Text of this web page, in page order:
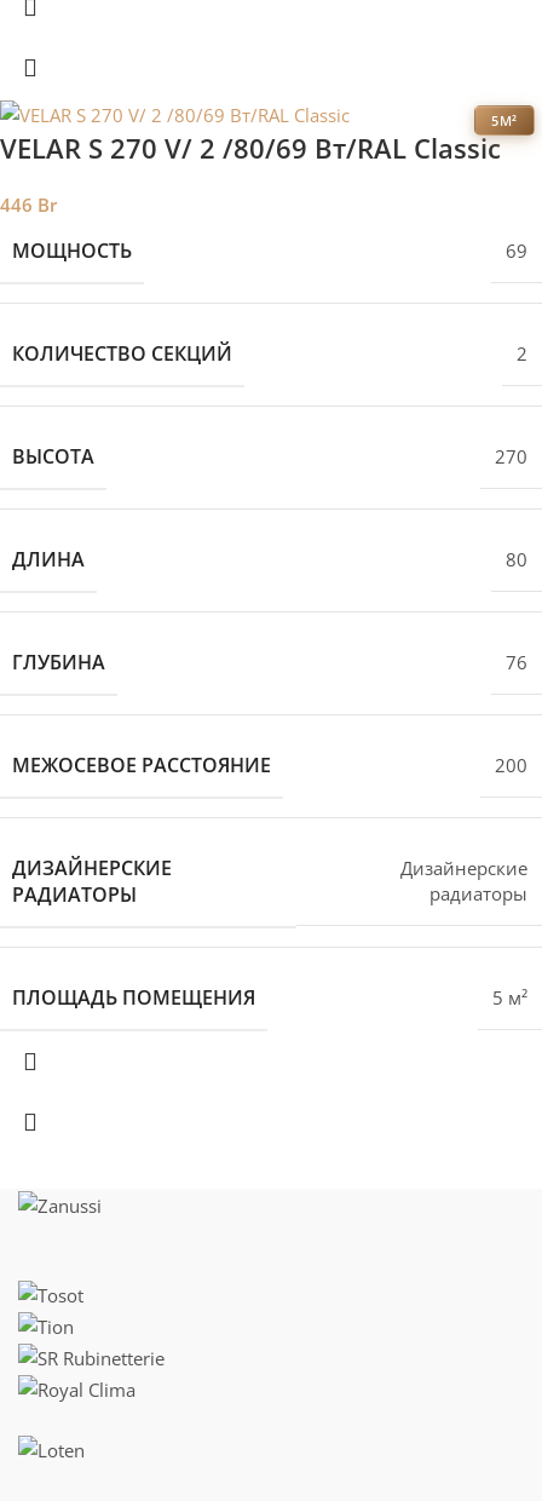
5М²
VELAR S 270 V/ 2 /80/69 Вт/RAL Classic
446 Br
МОЩНОСТЬ 69
КОЛИЧЕСТВО СЕКЦИЙ 2
ВЫСОТА 270
ДЛИНА 80
ГЛУБИНА 76
МЕЖОСЕВОЕ РАССТОЯНИЕ 200
ДИЗАЙНЕРСКИЕ
РАДИАТОРЫ
Дизайнерские
радиаторы
ПЛОЩАДЬ ПОМЕЩЕНИЯ 5 м²